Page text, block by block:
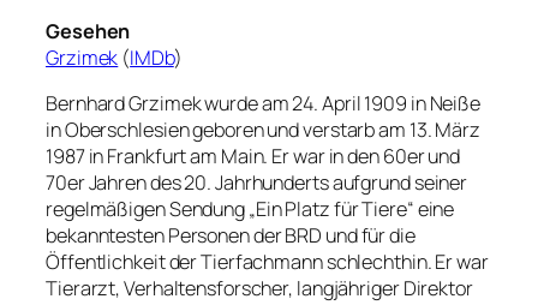
Gesehen
Grzimek (IMDb)
Bernhard Grzimek wurde am 24. April 1909 in Neiße
in Oberschlesien geboren und verstarb am 13. März
1987 in Frankfurt am Main. Er war in den 60er und
70er Jahren des 20. Jahrhunderts aufgrund seiner
regelmäßigen Sendung „Ein Platz für Tiere“ eine
bekanntesten Personen der BRD und für die
Öffentlichkeit der Tierfachmann schlechthin. Er war
Tierarzt, Verhaltensforscher, langjähriger Direktor